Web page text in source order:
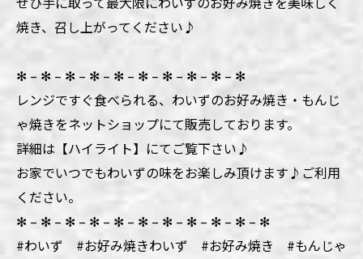
焼き、召し上がってください♪
✻ – ✻ – ✻ – ✻ – ✻ – ✻ – ✻ – ✻ – ✻ – ✻
レンジですぐ食べられる、わいずのお好み焼き・もんじ
ゃ焼きをネットショップにて販売しております。
詳細は【ハイライト】にてご覧下さい♪
お家でいつでもわいずの味をお楽しみ頂けます♪ご利用
ください。
✻ – ✻ – ✻ – ✻ – ✻ – ✻ – ✻ – ✻ – ✻ – ✻ – ✻
#わいず #お好み焼きわいず #お好み焼き #もんじゃ